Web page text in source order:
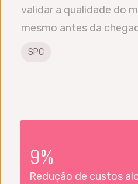
validar a qualidade do
mesmo antes da
SPC
9%
Redução de custos